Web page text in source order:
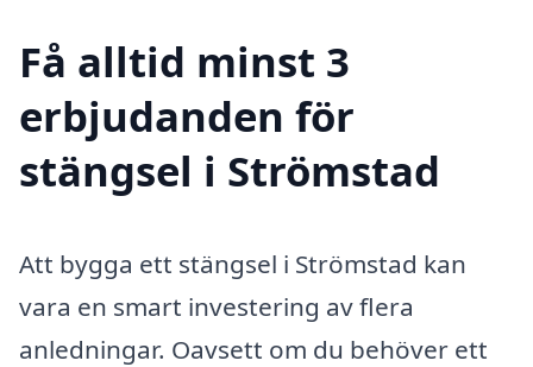
Få alltid minst 3
erbjudanden för
stängsel i Strömstad
Att bygga ett stängsel i Strömstad kan
vara en smart investering av flera
anledningar. Oavsett om du behöver ett